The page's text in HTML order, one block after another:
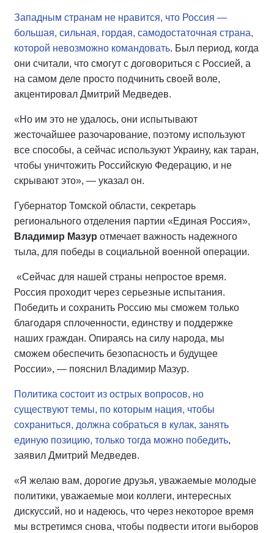
Западным странам не нравится, что Россия —
большая, сильная, гордая, самодостаточная страна,
которой невозможно командовать. Был период, когда
они считали, что смогут с договориться с Россией, а
на самом деле просто подчинить своей воле,
акцентировал Дмитрий Медведев.
«Но им это не удалось, они испытывают
жесточайшее разочарование, поэтому используют
все способы, а сейчас используют Украину, как таран,
чтобы уничтожить Российскую Федерацию, и не
скрывают это», — указал он.
Губернатор Томской области, секретарь
регионального отделения партии «Единая Россия»,
Владимир Мазур отмечает важность надежного
тыла, для победы в социальной военной операции.
«Сейчас для нашей страны непростое время.
Россия проходит через серьезные испытания.
Победить и сохранить Россию мы сможем только
благодаря сплоченности, единству и поддержке
наших граждан. Опираясь на силу народа, мы
сможем обеспечить безопасность и будущее
России», — пояснил Владимир Мазур.
Политика состоит из острых вопросов, но
существуют темы, по которым нация, чтобы
сохраниться, должна собраться в кулак, занять
единую позицию, только тогда можно победить,
заявил Дмитрий Медведев.
«Я желаю вам, дорогие друзья, уважаемые молодые
политики, уважаемые мои коллеги, интересных
дискуссий, но и надеюсь, что через некоторое время
мы встретимся снова, чтобы подвести итоги выборов